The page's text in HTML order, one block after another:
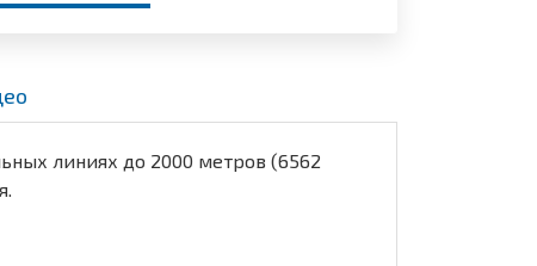
линиях до 2000 метров (6562